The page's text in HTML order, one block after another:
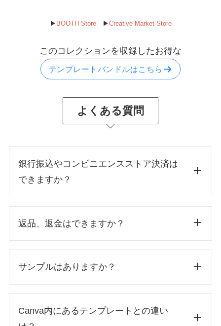
▶︎ BOOTH Store▶︎Creative Market Store
このコレクションを収録したお得な
テンプレートバンドルはこちら
よくある質問
銀行振込やコンビニエンスストア決済は
できますか？
返品、返金はできますか？
サンプルはありますか？
Canva内にあるテンプレートとの違い